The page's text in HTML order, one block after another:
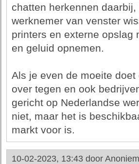
chatten herkennen
werknemer van venster
printers en externe opslag
en geluid opnemen.
Als je even de moeite
over tegen en ook
gericht op Nederlandse
niet, maar het is
markt voor is.
10-02-2023, 13:43 door Anoniem